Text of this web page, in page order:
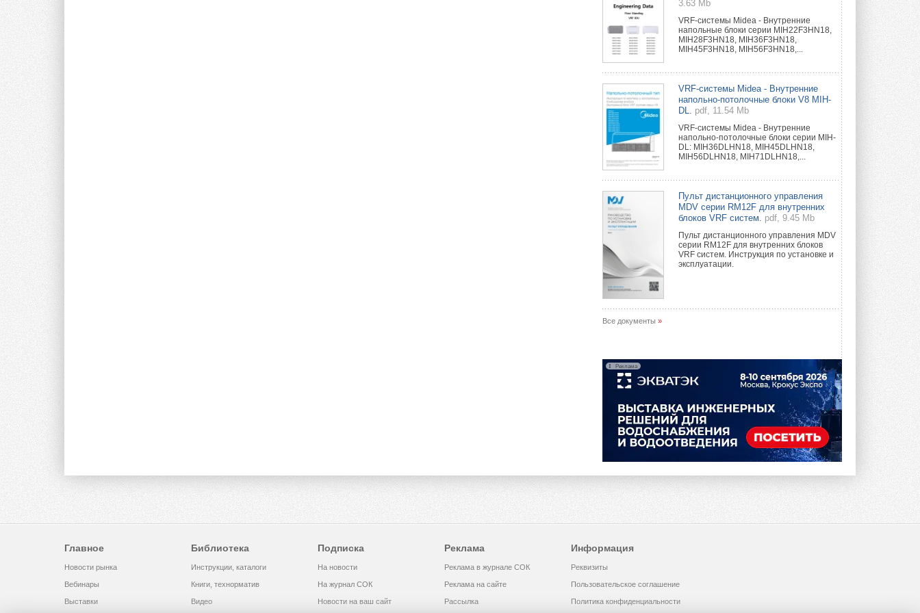
3.63 Mb
VRF-системы Midea - Внутренние
напольные блоки серии MIH22F3HN18,
MIH28F3HN18, MIH36F3HN18,
MIH45F3HN18, MIH56F3HN18,...
VRF-системы Midea - Внутренние
напольно-потолочные блоки V8 MIH-
DL.
pdf, 11.54 Mb
VRF-системы Midea - Внутренние
напольно-потолочные блоки серии MIH-
DL: MIH36DLHN18, MIH45DLHN18,
MIH56DLHN18, MIH71DLHN18,...
Пульт дистанционного управления
MDV серии RM12F для внутренних
блоков VRF систем.
pdf, 9.45 Mb
Пульт дистанционного управления MDV
серии RM12F для внутренних блоков
VRF систем. Инструкция по установке и
эксплуатации.
Все документы »
Реклама
Главное
Новости рынка
Вебинары
Выставки
Библиотека
Инструкции, каталоги
Книги, технорматив
Видео
Подписка
На новости
На журнал СОК
Новости на ваш сайт
Реклама
Реклама в журнале СОК
Реклама на сайте
Рассылка
Информация
Реквизиты
Пользовательское соглашение
Политика конфиденциальности